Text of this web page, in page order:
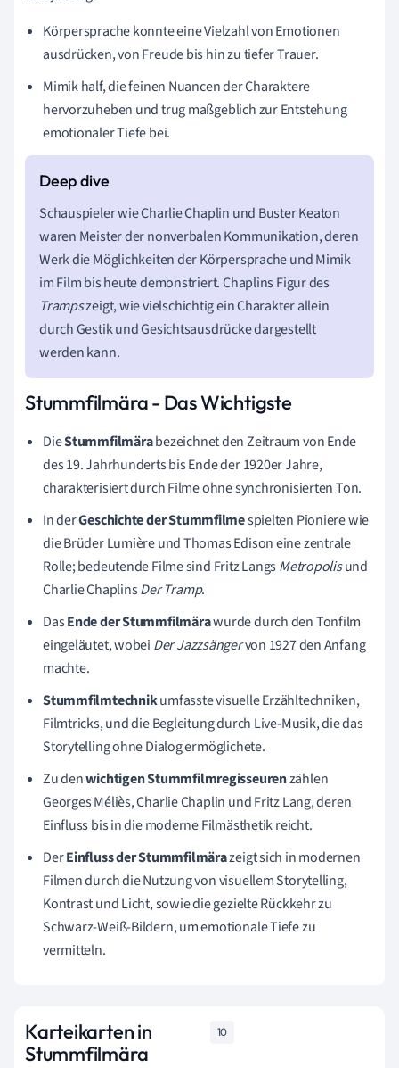
Körpersprache konnte eine Vielzahl von Emotionen
ausdrücken, von Freude bis hin zu tiefer Trauer.
Mimik half, die feinen Nuancen der Charaktere
hervorzuheben und trug maßgeblich zur Entstehung
emotionaler Tiefe bei.
Schauspieler wie Charlie Chaplin und Buster Keaton
waren Meister der nonverbalen Kommunikation, deren
Werk die Möglichkeiten der Körpersprache und Mimik
im Film bis heute demonstriert. Chaplins Figur des
Trampszeigt, wie vielschichtig ein Charakter allein
durch Gestik und Gesichtsausdrücke dargestellt
werden kann.
Stummfilmära - Das Wichtigste
DieStummfilmärabezeichnet den Zeitraum von Ende
des 19. Jahrhunderts bis Ende der 1920er Jahre,
charakterisiert durch Filme ohne synchronisierten Ton.
In derGeschichte der Stummfilmespielten Pioniere wie
die Brüder Lumière und Thomas Edison eine zentrale
Rolle; bedeutende Filme sind Fritz LangsMetropolisund
Charlie ChaplinsDer Tramp.
DasEnde der Stummfilmärawurde durch den Tonfilm
eingeläutet, wobei Der Jazzsängervon 1927 den Anfang
machte.
Stummfilmtechnikumfasste visuelle Erzähltechniken,
Filmtricks, und die Begleitung durch Live-Musik, die das
Storytelling ohne Dialog ermöglichete.
Zu denwichtigen Stummfilmregisseurenzählen
Georges Méliès, Charlie Chaplin und Fritz Lang, deren
Einfluss bis in die moderne Filmästhetik reicht.
DerEinfluss der Stummfilmärazeigt sich in modernen
Filmen durch die Nutzung von visuellem Storytelling,
Kontrast und Licht, sowie die gezielte Rückkehr zu
Schwarz-Weiß-Bildern, um emotionale Tiefe zu
vermitteln.
Karteikarten in
Stummfilmära
10